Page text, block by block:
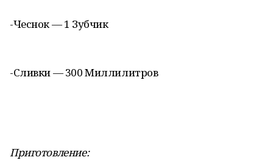
-Чеснок — 1 Зубчик
-Сливки — 300 Миллилитров
Приготовление: